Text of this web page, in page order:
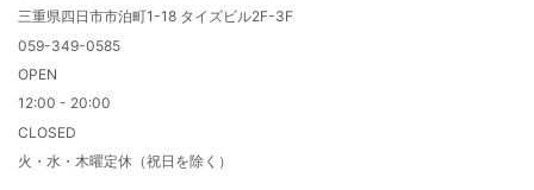
三重県四日市市泊町1-18 タイズビル2F-3F
059-349-0585
OPEN
12:00 - 20:00
CLOSED
火・水・木曜定休（祝日を除く）